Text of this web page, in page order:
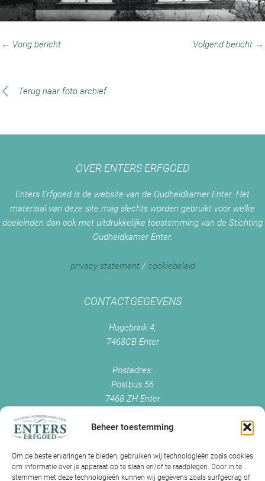
Beheer toestemming
Om de beste ervaringen te bieden, gebruiken wij technologieën zoals cookies
om informatie over je apparaat op te slaan en/of te raadplegen. Door in te
stemmen met deze technologieën kunnen wij gegevens zoals surfgedrag of
← Vorig bericht Volgend bericht →
Terug naar foto archief
OVER ENTERS ERFGOED
Enters Erfgoed is de website van de Oudheidkamer Enter. Het
materiaal van deze site mag slechts worden gebruikt voor welke
doeleinden dan ook met uitdrukkelijke toestemming van de Stichting
Oudheidkamer Enter.
privacy statement/cookiebeleid
CONTACTGEGEVENS
Hogebrink 4,
7468CB Enter
Postadres:
Postbus 56
7468 ZH Enter
info@enterserfgoed.nl
IK HEB OUDE FOTO'S